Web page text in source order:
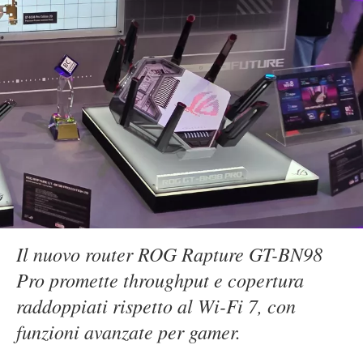
Il nuovo router ROG Rapture GT-BN98
Pro promette throughput e copertura
raddoppiati rispetto al Wi-Fi 7, con
funzioni avanzate per gamer.